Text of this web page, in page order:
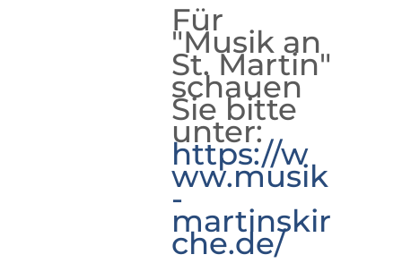
Für
"Musik an
St. Martin"
schauen
Sie bitte
unter:
https://w
ww.musik
-
martinskir
che.de/